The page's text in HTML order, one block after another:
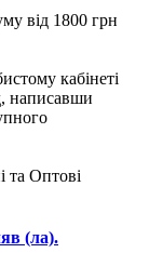
від 1800 грн
кабінеті
написавши
та Оптові
(ла).